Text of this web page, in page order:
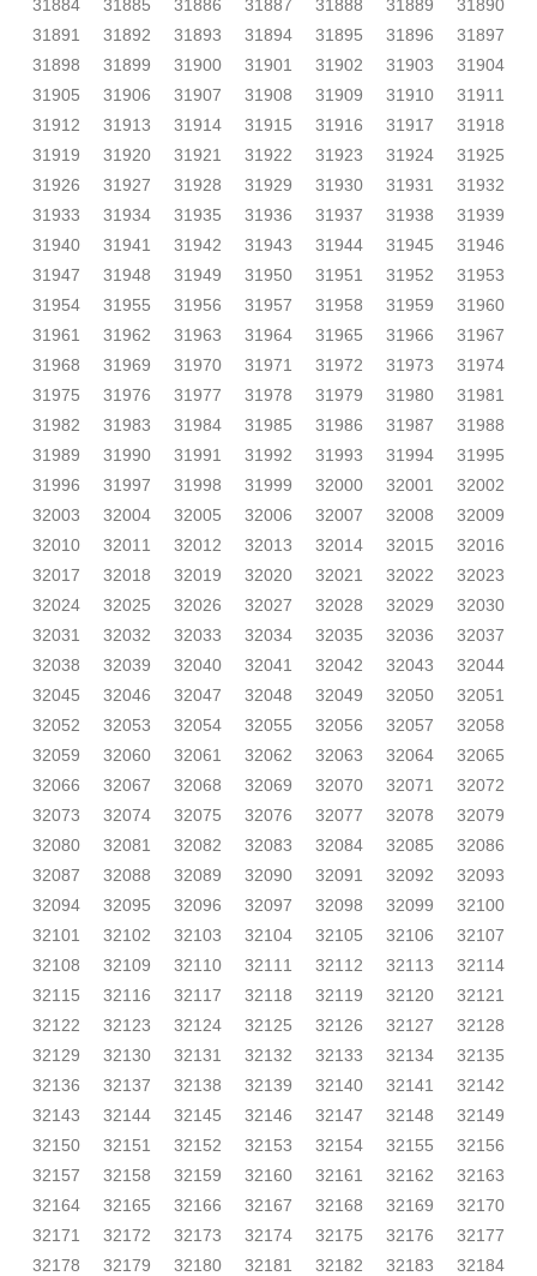
31884 31885 31886 31887 31888 31889
31890
31891
31892 31893 31894 31895 31896
31897
31898
31899 31900 31901 31902 31903
31904
31905
31906 31907 31908 31909 31910
31911
31912
31913 31914 31915 31916 31917
31918
31919
31920 31921 31922 31923 31924
31925
31926
31927 31928 31929 31930 31931
31932
31933
31934 31935 31936 31937 31938
31939
31940
31941 31942 31943 31944 31945
31946
31947
31948 31949 31950 31951 31952
31953
31954
31955 31956 31957 31958 31959
31960
31961
31962 31963 31964 31965 31966
31967
31968
31969 31970 31971 31972 31973
31974
31975
31976 31977 31978 31979 31980
31981
31982
31983 31984 31985 31986 31987
31988
31989
31990 31991 31992 31993 31994
31995
31996
31997 31998 31999 32000 32001
32002
32003
32004 32005 32006 32007 32008
32009
32010
32011 32012 32013 32014 32015
32016
32017
32018 32019 32020 32021 32022
32023
32024
32025 32026 32027 32028 32029
32030
32031
32032 32033 32034 32035 32036
32037
32038
32039 32040 32041 32042 32043
32044
32045
32046 32047 32048 32049 32050
32051
32052
32053 32054 32055 32056 32057
32058
32059
32060 32061 32062 32063 32064
32065
32066
32067 32068 32069 32070 32071
32072
32073
32074 32075 32076 32077 32078
32079
32080
32081 32082 32083 32084 32085
32086
32087
32088 32089 32090 32091 32092
32093
32094
32095 32096 32097 32098 32099
32100
32101
32102 32103 32104 32105 32106
32107
32108
32109 32110 32111 32112 32113
32114
32115
32116 32117 32118 32119 32120
32121
32122
32123 32124 32125 32126 32127
32128
32129
32130 32131 32132 32133 32134
32135
32136
32137 32138 32139 32140 32141
32142
32143
32144 32145 32146 32147 32148
32149
32150
32151 32152 32153 32154 32155
32156
32157
32158 32159 32160 32161 32162
32163
32164
32165 32166 32167 32168 32169
32170
32171
32172 32173 32174 32175 32176
32177
32178
32179 32180 32181 32182 32183
32184